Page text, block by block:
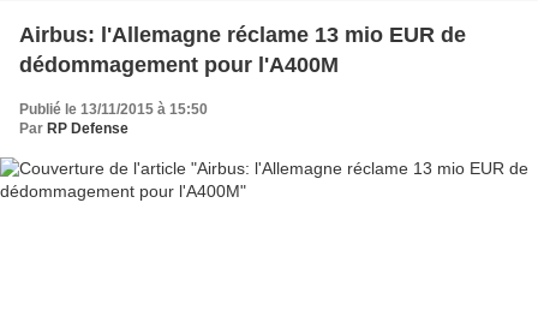
Airbus: l'Allemagne réclame 13 mio EUR de
dédommagement pour l'A400M
Publié le 13/11/2015 à 15:50
Par RP Defense